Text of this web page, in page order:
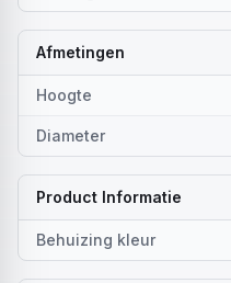
Afmetingen
Hoogte
Diameter
Product Informatie
Behuizing kleur